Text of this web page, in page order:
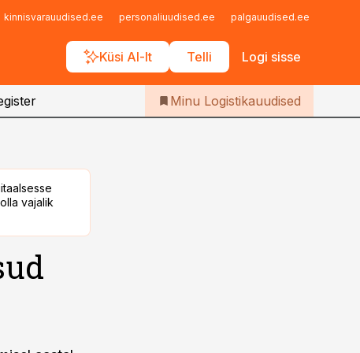
kinnisvarauudised.ee personaliuudised.ee palgauudised.ee
Küsi AI-lt Telli Logi sisse
Iseteenindus
Telli Logistikauudised
Minu Logistikauudised
vajalik